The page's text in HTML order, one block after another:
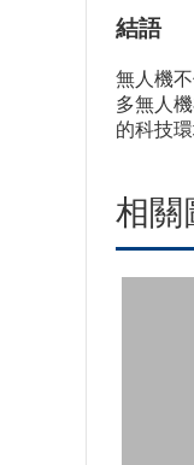
結語
無人機
多無人
的科技
相關